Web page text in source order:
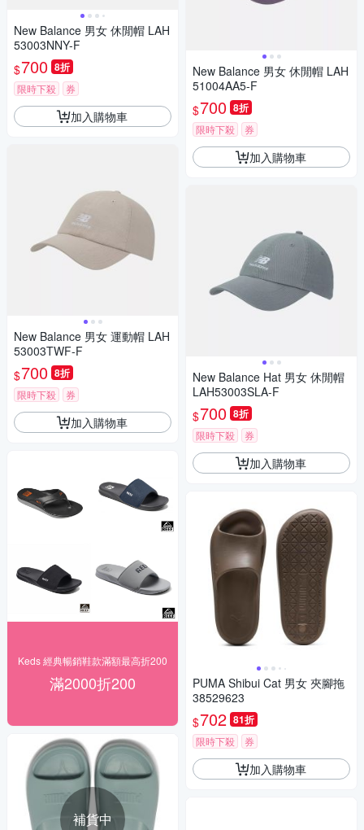
New Balance 男女 休閒帽 LAH
53003NNY-F
$700 8折
限時下殺 券
加入購物車
New Balance 男女 運動帽 LAH
53003TWF-F
$700 8折
限時下殺 券
加入購物車
Keds 經典暢銷鞋款滿額最高折200
滿2000折200
補貨中
New Balance 男女 休閒帽 LAH
51004AA5-F
$700 8折
限時下殺 券
加入購物車
New Balance Hat 男女 休閒帽
LAH53003SLA-F
$700 8折
限時下殺 券
加入購物車
PUMA Shibui Cat 男女 夾腳拖
38529623
$702 81折
限時下殺 券
加入購物車